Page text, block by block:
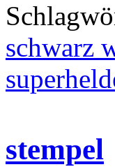
schwarz
stempel